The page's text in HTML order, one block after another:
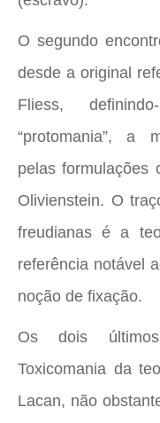
O segundo
desde a original
Fliess,
“protomania”, a
pelas formulações
Olivienstein. O
freudianas é a
referência notável
noção de fixação.
Os dois
Toxicomania da
Lacan, não